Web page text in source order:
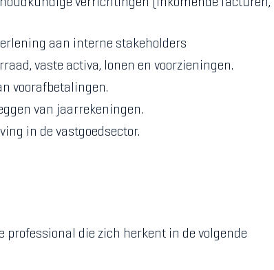
verrichtingen (inkomende facturen,
aan interne stakeholders
vaste activa, lonen en voorzieningen.
voorafbetalingen.
van jaarrekeningen.
in de vastgoedsector.
professional die zich herkent in de volgende